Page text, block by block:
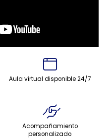
Aula virtual disponible 24/7
Acompañamiento
personalizado